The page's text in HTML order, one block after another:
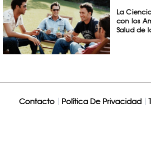
La
con los
Salud de
Contacto Política De Privacidad